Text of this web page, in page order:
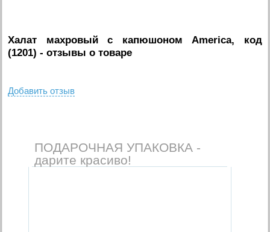
Халат махровый с капюшоном America, код
(1201) - отзывы о товаре
Добавить отзыв
ПОДАРОЧНАЯ УПАКОВКА -
дарите красиво!